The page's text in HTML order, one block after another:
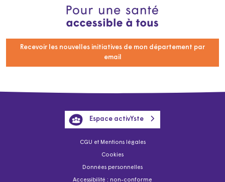
Recevoir les nouvelles initiatives de mon département par
email
CGU et Mentions légales
Cookies
Données personnelles
Accessibilité : non-conforme
Espace activYste